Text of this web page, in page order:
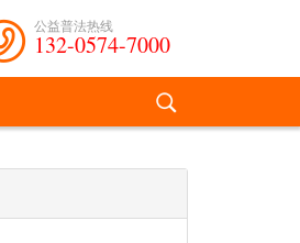
公益普法热线
132-0574-7000